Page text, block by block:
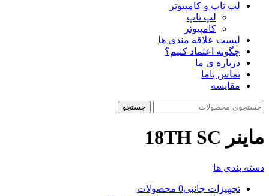
لپ تاپ و کامپیوتر
لپ تاپ
کامپیوتر
لیست علاقه مندی ها
چگونه اعتماد کنیم؟
درباره ی ما
تماس باما
مقایسه
جستجو
ماینر 18TH SC
دسته بندی ها
تجهیزات جانبی0 محصولات